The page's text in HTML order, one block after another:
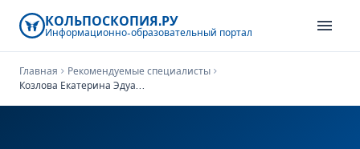
КОЛЬПОСКОПИЯ.РУ
Информационно-образовательный портал menu
Главная chevron_right Рекомендуемые специалисты chevron_right
Козлова Екатерина Эдуардовна